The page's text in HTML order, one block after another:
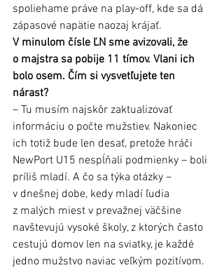
spoliehame práve na play-off, kde sa dá
zápasové napätie naozaj krájať.
V minulom čísle ĽN sme avizovali, že
o majstra sa pobije 11 tímov. Vlani ich
bolo osem. Čím si vysvetľujete ten
nárast?
– Tu musím najskôr zaktualizovať
informáciu o počte mužstiev. Nakoniec
ich totiž bude len desať, pretože hráči
NewPort U15 nespĺňali podmienky – boli
príliš mladí. A čo sa týka otázky –
v dnešnej dobe, kedy mladí ľudia
z malých miest v prevažnej väčšine
navštevujú vysoké školy, z ktorých často
cestujú domov len na sviatky, je každé
jedno mužstvo naviac veľkým pozitívom.